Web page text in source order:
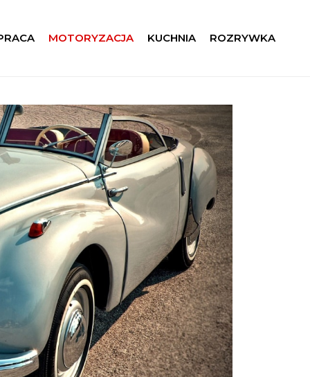
MOTORYZACJA KUCHNIA ROZRYWKA